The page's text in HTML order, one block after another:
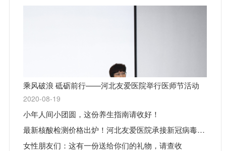
乘风破浪 砥砺前行——河北友爱医院举行医师节活动
2020-08-19
小年人间小团圆，这份养生指南请收好！
最新核酸检测价格出炉！河北友爱医院承接新冠病毒核酸检测工作
女性朋友们：这有一份送给你们的礼物，请查收